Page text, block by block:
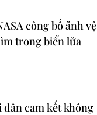
công bố ảnh vệ
trong biển lửa
cam kết không